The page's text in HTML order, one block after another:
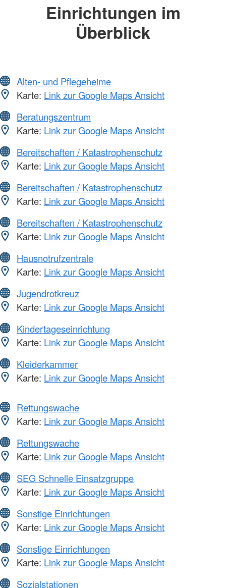
Einrichtungen im
Überblick
Alten- und Pflegeheime
Karte: Link zur Google Maps Ansicht
Beratungszentrum
Karte: Link zur Google Maps Ansicht
Bereitschaften / Katastrophenschutz
Karte: Link zur Google Maps Ansicht
Bereitschaften / Katastrophenschutz
Karte: Link zur Google Maps Ansicht
Bereitschaften / Katastrophenschutz
Karte: Link zur Google Maps Ansicht
Hausnotrufzentrale
Karte: Link zur Google Maps Ansicht
Jugendrotkreuz
Karte: Link zur Google Maps Ansicht
Kindertageseinrichtung
Karte: Link zur Google Maps Ansicht
Kleiderkammer
Karte: Link zur Google Maps Ansicht
Rettungswache
Karte: Link zur Google Maps Ansicht
Rettungswache
Karte: Link zur Google Maps Ansicht
SEG Schnelle Einsatzgruppe
Karte: Link zur Google Maps Ansicht
Sonstige Einrichtungen
Karte: Link zur Google Maps Ansicht
Sonstige Einrichtungen
Karte: Link zur Google Maps Ansicht
Sozialstationen